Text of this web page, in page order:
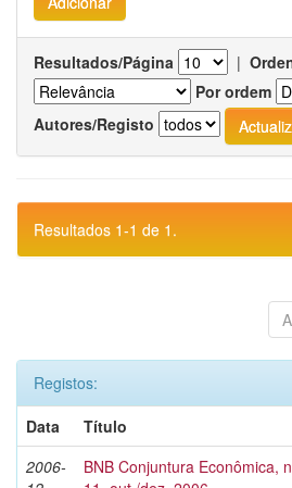
Resultados/Página |
Por ordem
Autores/Registo
Resultados 1-1 de 1.
Registos:
Data
Título
2006-
BNB Conjuntura Econômica,